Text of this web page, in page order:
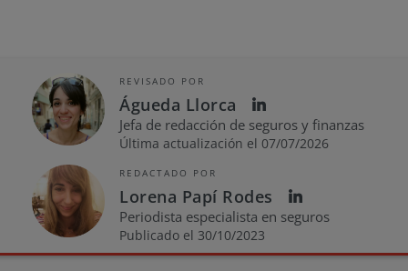
REVISADO POR
Águeda Llorca
Jefa de redacción de seguros y finanzas
Última actualización el 07/07/2026
REDACTADO POR
Lorena Papí Rodes
Periodista especialista en seguros
Publicado el 30/10/2023